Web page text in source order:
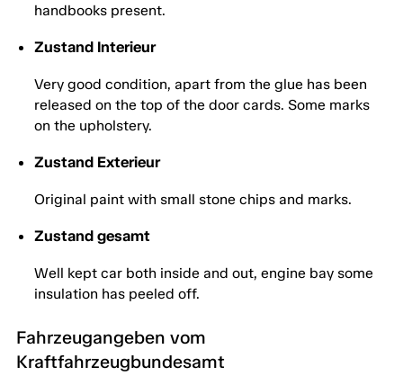
handbooks present.
Zustand Interieur
Very good condition, apart from the glue has been
released on the top of the door cards. Some marks
on the upholstery.
Zustand Exterieur
Original paint with small stone chips and marks.
Zustand gesamt
Well kept car both inside and out, engine bay some
insulation has peeled off.
Fahrzeugangeben vom
Kraftfahrzeugbundesamt